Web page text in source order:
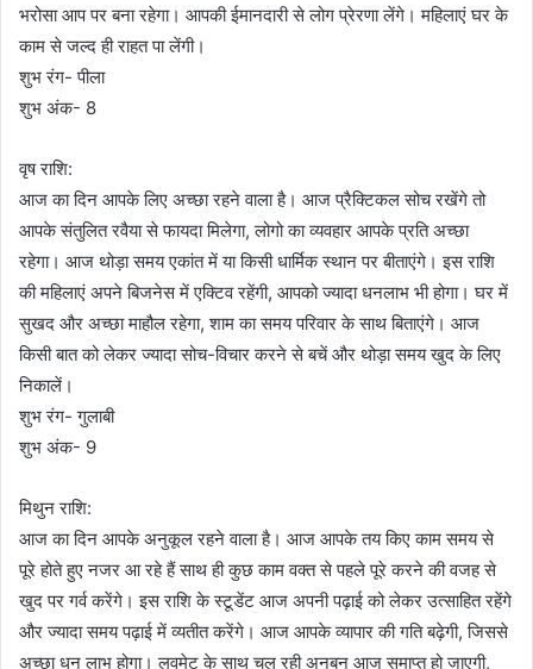
भरोसा आप पर बना रहेगा। आपकी ईमानदारी से लोग प्रेरणा लेंगे। महिलाएं घर के
काम से जल्द ही राहत पा लेंगी।
शुभ रंग- पीला
शुभ अंक- 8
वृष राशि:
आज का दिन आपके लिए अच्छा रहने वाला है। आज प्रैक्टिकल सोच रखेंगे तो
आपके संतुलित रवैया से फायदा मिलेगा, लोगो का व्यवहार आपके प्रति अच्छा
रहेगा। आज थोड़ा समय एकांत में या किसी धार्मिक स्थान पर बीताएंगे। इस राशि
की महिलाएं अपने बिजनेस में एक्टिव रहेंगी, आपको ज्यादा धनलाभ भी होगा। घर में
सुखद और अच्छा माहौल रहेगा, शाम का समय परिवार के साथ बिताएंगे। आज
किसी बात को लेकर ज्यादा सोच-विचार करने से बचें और थोड़ा समय खुद के लिए
निकालें।
शुभ रंग- गुलाबी
शुभ अंक- 9
मिथुन राशि:
आज का दिन आपके अनुकूल रहने वाला है। आज आपके तय किए काम समय से
पूरे होते हुए नजर आ रहे हैं साथ ही कुछ काम वक्त से पहले पूरे करने की वजह से
खुद पर गर्व करेंगे। इस राशि के स्टूडेंट आज अपनी पढ़ाई को लेकर उत्साहित रहेंगे
और ज्यादा समय पढ़ाई में व्यतीत करेंगे। आज आपके व्यापार की गति बढ़ेगी, जिससे
अच्छा धन लाभ होगा। लवमेट के साथ चल रही अनबन आज समाप्त हो जाएगी,